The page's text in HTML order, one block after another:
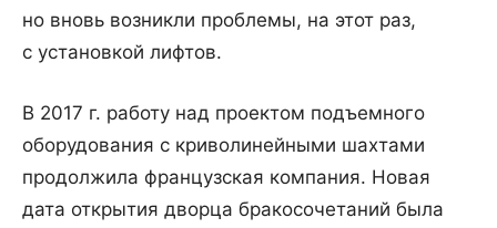
но вновь возникли проблемы, на этот раз,
с установкой лифтов.
В 2017 г. работу над проектом подъемного
оборудования с криволинейными шахтами
продолжила французская компания. Новая
дата открытия дворца бракосочетаний была